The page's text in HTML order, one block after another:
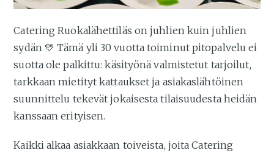
Catering Ruokalähettiläs on juhlien kuin juhlien
sydän 💛 Tämä yli 30 vuotta toiminut pitopalvelu ei
suotta ole palkittu: käsityönä valmistetut tarjoilut,
tarkkaan mietityt kattaukset ja asiakaslähtöinen
suunnittelu tekevät jokaisesta tilaisuudesta heidän
kanssaan erityisen.
Kaikki alkaa asiakkaan toiveista, joita Catering